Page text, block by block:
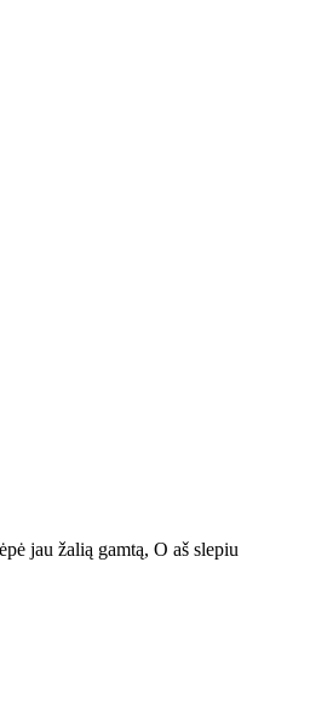
jau žalią gamtą, O aš slepiu